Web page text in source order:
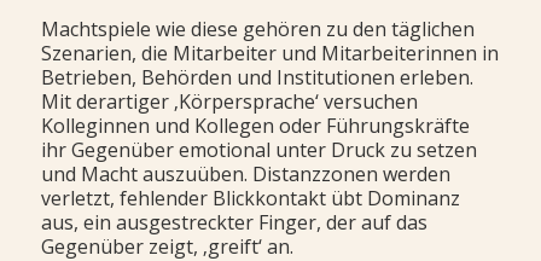
Machtspiele wie diese gehören zu den täglichen
Szenarien, die Mitarbeiter und Mitarbeiterinnen in
Betrieben, Behörden und Institutionen erleben.
Mit derartiger ‚Körpersprache‘ versuchen
Kolleginnen und Kollegen oder Führungskräfte
ihr Gegenüber emotional unter Druck zu setzen
und Macht auszuüben. Distanzzonen werden
verletzt, fehlender Blickkontakt übt Dominanz
aus, ein ausgestreckter Finger, der auf das
Gegenüber zeigt, ‚greift‘ an.